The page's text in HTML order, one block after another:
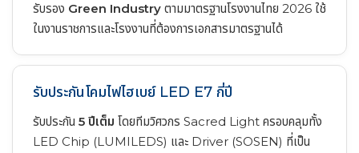
รับรอง Green Industry ตามมาตรฐานโรงงานไทย 2026 ใช้
ในงานราชการและโรงงานที่ต้องการเอกสารมาตรฐานได้
รับประกันโคมไฟไฮเบย์ LED E7 กี่ปี
รับประกัน 5 ปีเต็ม โดยทีมวิศวกร Sacred Light ครอบคลุมทั้ง
LED Chip (LUMILEDS) และ Driver (SOSEN) ที่เป็น